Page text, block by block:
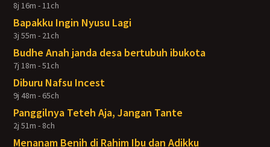
8j 16m - 11ch
Bapakku Ingin Nyusu Lagi
3j 55m - 21ch
Budhe Anah janda desa bertubuh ibukota
7j 18m - 51ch
Diburu Nafsu Incest
9j 48m - 65ch
Panggilnya Teteh Aja, Jangan Tante
2j 51m - 8ch
Menanam Benih di Rahim Ibu dan Adikku